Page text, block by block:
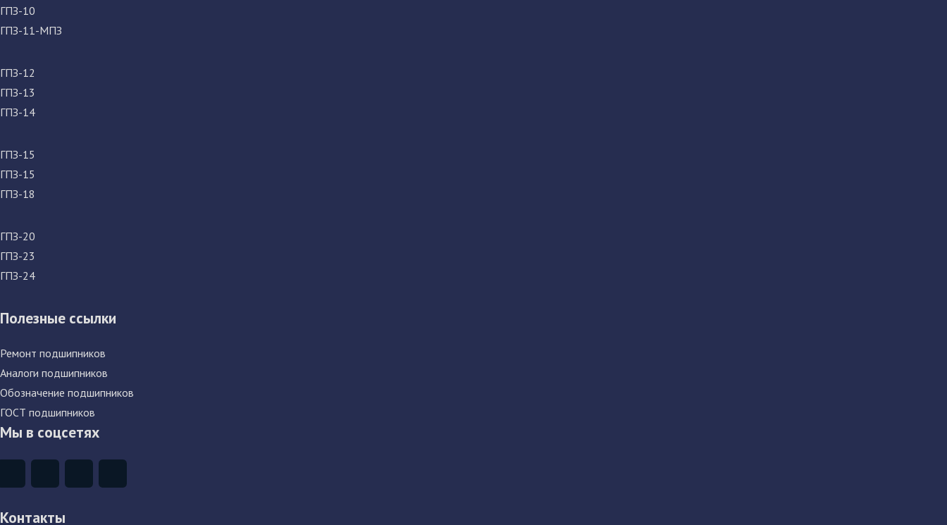
ГПЗ-10
ГПЗ-11-МПЗ
ГПЗ-12
ГПЗ-13
ГПЗ-14
ГПЗ-15
ГПЗ-15
ГПЗ-18
ГПЗ-20
ГПЗ-23
ГПЗ-24
Полезные ссылки
Ремонт подшипников
Аналоги подшипников
Обозначение подшипников
ГОСТ подшипников
Мы в соцсетях
Контакты